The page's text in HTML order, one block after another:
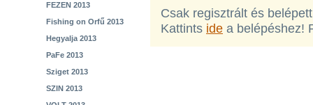
FEZEN 2013
Fishing on Orfű 2013
Hegyalja 2013
PaFe 2013
Sziget 2013
SZIN 2013
Csak regisztrált és
Kattints ide a belépéshez!